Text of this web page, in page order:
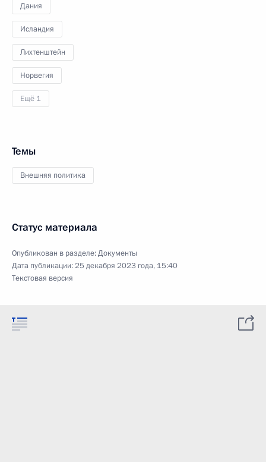
Дания
Исландия
Лихтенштейн
Норвегия
Ещё 1
Темы
Внешняя политика
Статус материала
Опубликован в разделе:Документы
Дата публикации:25 декабря 2023 года, 15:40
Текстовая версия